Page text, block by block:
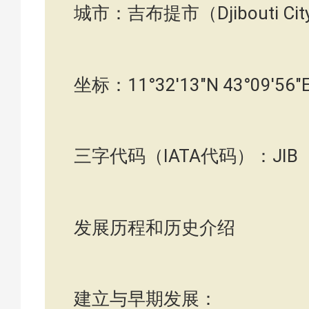
城市：吉布提市（Djibouti
坐标：11°32′13″N
三字代码（IATA代码）：JIB
发展历程和历史介绍
建立与早期发展：